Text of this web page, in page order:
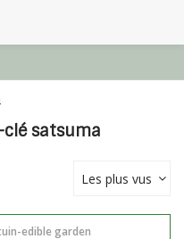
satsuma
Les plus vus
edible garden